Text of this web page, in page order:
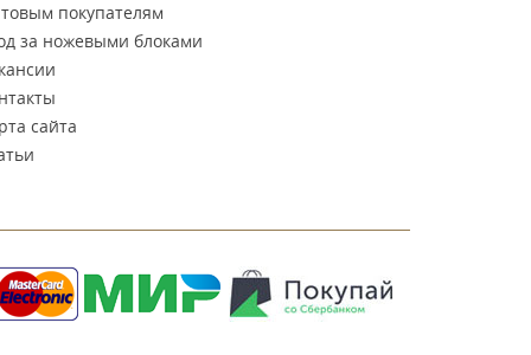
покупателям
за ножевыми блоками
сайта